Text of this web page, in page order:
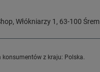
, Włókniarzy 1 , 63-100 Śrem
konsumentów z kraju: Polska